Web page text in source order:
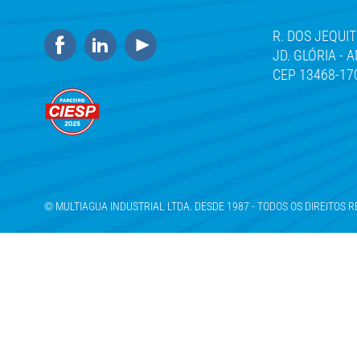
R. DOS
JD. GLÓRIA -
CEP 13468-
© MULTIAGUA INDUSTRIAL LTDA. DESDE 1987 - TODOS OS DIREITOS